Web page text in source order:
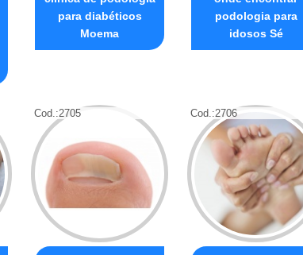
para diabéticos
Moema
podologia para
idosos Sé
Cod.:2705 Cod.:2706